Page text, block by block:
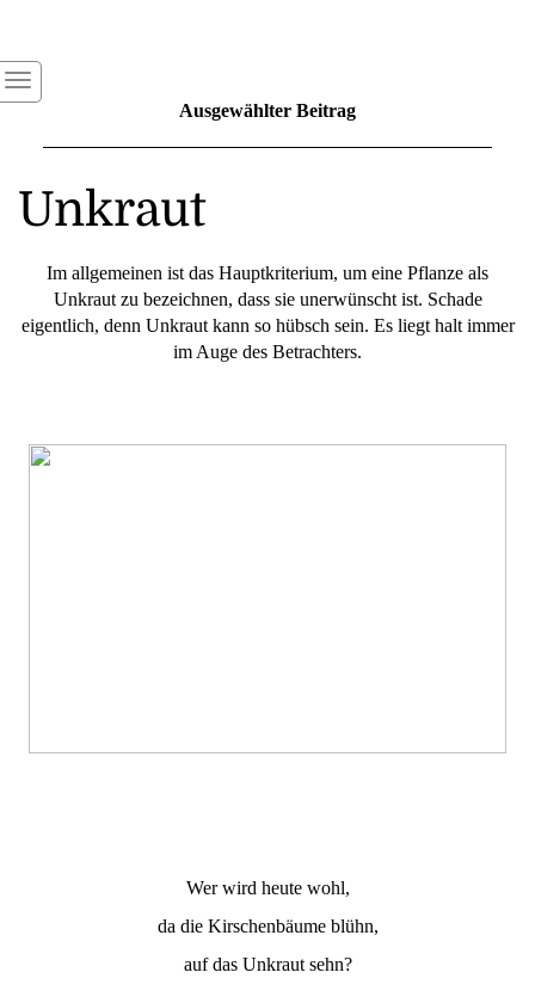
Ausgewählter Beitrag
Unkraut
Im allgemeinen ist das Hauptkriterium, um eine Pflanze als
Unkraut zu bezeichnen, dass sie unerwünscht ist. Schade
eigentlich, denn Unkraut kann so hübsch sein. Es liegt halt immer
im Auge des Betrachters.
Wer wird heute wohl,
da die Kirschenbäume blühn,
auf das Unkraut sehn?